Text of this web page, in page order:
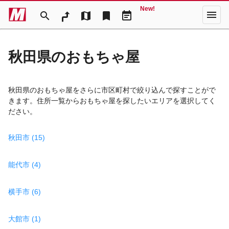
search map bookmark event_note
New! menu
秋田県のおもちゃ屋
秋田県のおもちゃ屋をさらに市区町村で絞り込んで探すことがで
きます。住所一覧からおもちゃ屋を探したいエリアを選択してく
ださい。
秋田市 (15)
能代市 (4)
横手市 (6)
大館市 (1)